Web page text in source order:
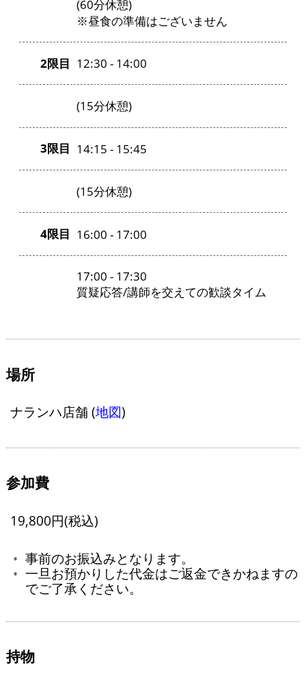
(60分休憩)
※昼食の準備はございません
2限目 12:30 - 14:00
(15分休憩)
3限目 14:15 - 15:45
(15分休憩)
4限目 16:00 - 17:00
17:00 - 17:30
質疑応答/講師を交えての歓談タイム
場所
ナランハ店舗 (地図)
参加費
19,800円(税込)
事前のお振込みとなります。
一旦お預かりした代金はご返金できかねますの
でご了承ください。
持物